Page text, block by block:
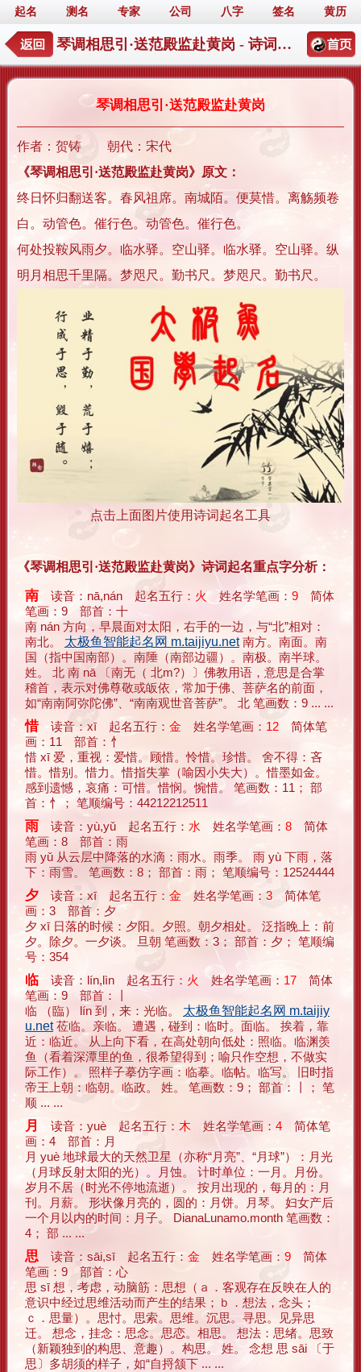
起名 测名 专家 公司 八字 签名 黄历
琴调相思引·送范殿监赴黄岗 - 诗词典籍起名详情
琴调相思引·送范殿监赴黄岗
作者：贺铸 朝代：宋代
《琴调相思引·送范殿监赴黄岗》原文：
终日怀归翻送客。春风祖席。南城陌。便莫惜。离觞频卷
白。动管色。催行色。动管色。催行色。
何处投鞍风雨夕。临水驿。空山驿。临水驿。空山驿。纵
明月相思千里隔。梦咫尺。勤书尺。梦咫尺。勤书尺。
点击上面图片使用诗词起名工具
《琴调相思引·送范殿监赴黄岗》诗词起名重点字分析：
南 读音：nā,nán 起名五行： 火 姓名学笔画： 9 简体
笔画：9 部首：十
南 nán 方向，早晨面对太阳，右手的一边，与“北”相对：
南北。 太极鱼智能起名网 m.taijiyu.net南方。南面。南
国（指中国南部）。南陲（南部边疆）。南极。南半球。
姓。 北 南 nā 〔南无（ 北m?）〕佛教用语，意思是合掌
稽首，表示对佛尊敬或皈依，常加于佛、菩萨名的前面，
如“南南阿弥陀佛”、“南南观世音菩萨”。 北 笔画数：9 ... ...
惜读音：xī 起名五行： 金 姓名学笔画： 12 简体笔
画：11 部首：忄
惜 xī 爱，重视：爱惜。顾惜。怜惜。珍惜。 舍不得：吝
惜。惜别。惜力。惜指失掌（喻因小失大）。惜墨如金。
感到遗憾，哀痛：可惜。惜悯。惋惜。 笔画数：11； 部
首：忄； 笔顺编号：44212212511
雨 读音：yù,yǔ 起名五行： 水 姓名学笔画： 8 简体
笔画：8 部首：雨
雨 yǔ 从云层中降落的水滴：雨水。雨季。 雨 yù 下雨，落
下：雨雪。 笔画数：8； 部首：雨； 笔顺编号：12524444
夕 读音：xī 起名五行： 金 姓名学笔画： 3 简体笔
画：3 部首：夕
夕 xī 日落的时候：夕阳。夕照。朝夕相处。 泛指晚上：前
夕。除夕。一夕谈。 旦朝 笔画数：3； 部首：夕； 笔顺编
号：354
临 读音：lín,lìn 起名五行： 火 姓名学笔画： 17 简体
笔画：9 部首：丨
临 （臨） lín 到，来：光临。 太极鱼智能起名网 m.taijiy
u.net莅临。亲临。 遭遇，碰到：临时。面临。 挨着，靠
近：临近。 从上向下看，在高处朝向低处：照临。临渊羡
鱼（看着深潭里的鱼，很希望得到；喻只作空想，不做实
际工作）。 照样子摹仿字画：临摹。临帖。临写。 旧时指
帝王上朝：临朝。临政。 姓。 笔画数：9； 部首：丨； 笔
顺 ... ...
月 读音：yuè 起名五行： 木 姓名学笔画： 4 简体笔
画：4 部首：月
月 yuè 地球最大的天然卫星（亦称“月亮”、“月球”）：月光
（月球反射太阳的光）。月蚀。 计时单位：一月。月份。
岁月不居（时光不停地流逝）。 按月出现的，每月的：月
刊。月薪。 形状像月亮的，圆的：月饼。月琴。 妇女产后
一个月以内的时间：月子。 DianaLunamo.month 笔画数：
4； 部 ... ...
思 读音：sāi,sī 起名五行： 金 姓名学笔画： 9 简体
笔画：9 部首：心
思 sī 想，考虑，动脑筋：思想（ａ．客观存在反映在人的
意识中经过思维活动而产生的结果；ｂ．想法，念头；
ｃ．思量）。思忖。思索。思维。沉思。寻思。见异思
迁。 想念，挂念：思念。思恋。相思。 想法：思绪。思致
（新颖独到的构思、意趣）。构思。 姓。 念想 思 sāi 〔于
思〕多胡须的样子，如“自捋颔下 ... ...